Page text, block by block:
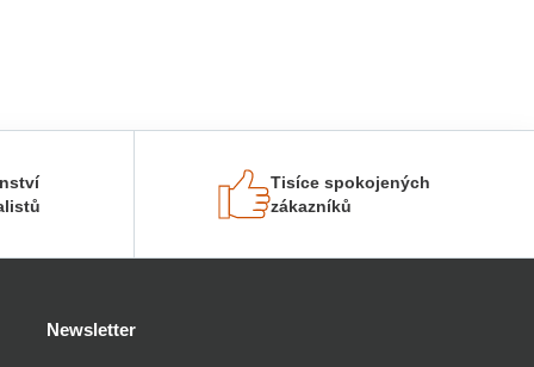
Tisíce spokojených
zákazníků
Newsletter